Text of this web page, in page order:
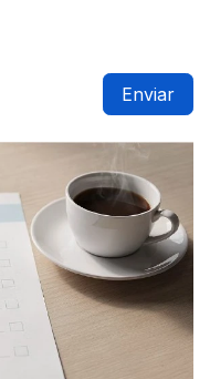
Enviar